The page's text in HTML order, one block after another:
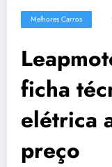
Melhores Carros
ficha
elétrica
preço